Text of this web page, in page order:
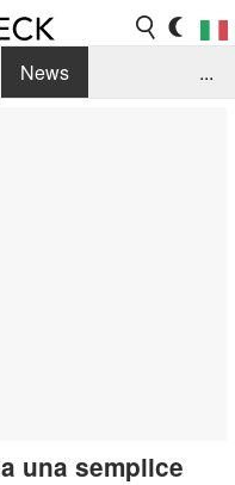
News
...
una semplice